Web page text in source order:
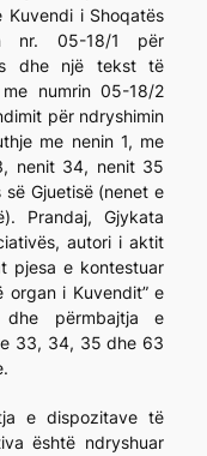
Kuvendi i Shoqatës
nr. 05-18/1 për
dhe një tekst të
numrin 05-18/2
për ndryshimin
me nenin 1, me
nenit 34, nenit 35
Gjuetisë (nenet e
Prandaj, Gjykata
autori i aktit
pjesa e kontestuar
organ i Kuvendit” e
përmbajtja e
33, 34, 35 dhe 63
e dispozitave të
është ndryshuar